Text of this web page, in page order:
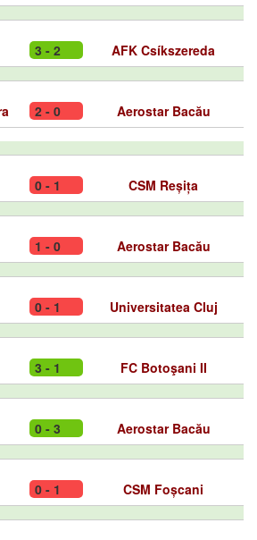
3 - 2 AFK Csíkszereda
2 - 0 Aerostar Bacău
0 - 1 CSM Reșița
1 - 0 Aerostar Bacău
0 - 1 Universitatea Cluj
3 - 1 FC Botoşani II
0 - 3 Aerostar Bacău
0 - 1 CSM Foșcani